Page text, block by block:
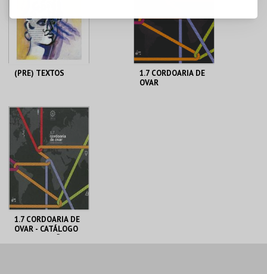
(PRE) TEXTOS
MAIS INFO
COMPRAR
1.7 CORDOARIA DE
OVAR
1.7 CORDOARIA DE
OVAR - CATÁLOGO